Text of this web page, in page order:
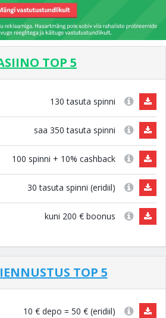
TOP 5
130 tasuta spinni
saa 350 tasuta spinni
100 spinni + 10% cashback
30 tasuta spinni (eridiil)
kuni 200 € boonus
TOP 5
10 € depo = 50 € (eridiil)